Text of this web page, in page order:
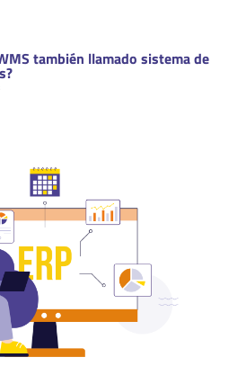
también llamado sistema de